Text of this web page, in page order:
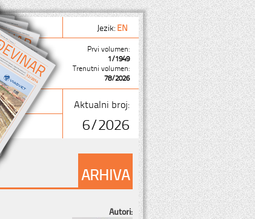
Jezik:EN
Prvi volumen:
1/1949
Trenutni volumen:
78/2026
Aktualni broj:
6/2026
ARHIVA
Autori: